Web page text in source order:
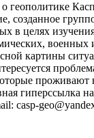
геополитике
созданное
в целях
военных
картины
проживают
гиперссылка на
casp-